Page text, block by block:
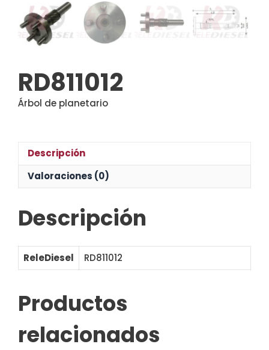
RD811012
Árbol de planetario
Descripción
Valoraciones (0)
Descripción
ReleDiesel RD811012
Productos
relacionados